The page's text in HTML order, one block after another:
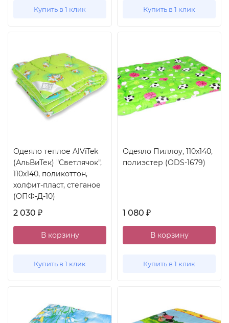
Купить в 1 клик Купить в 1 клик
Одеяло теплое AlViTek
(АльВиТек) "Светлячок",
110x140, поликоттон,
холфит-пласт, стеганое
(ОПФ-Д-10)
2 030 ₽
В корзину
Купить в 1 клик
Одеяло Пиллоу, 110x140,
полиэстер (ODS-1679)
1 080 ₽
В корзину
Купить в 1 клик